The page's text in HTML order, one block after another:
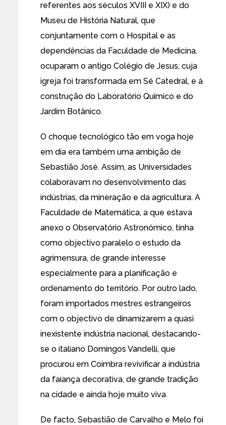
referentes aos séculos XVIII e XIX) e do
Museu de História Natural, que
conjuntamente com o Hospital e as
dependências da Faculdade de Medicina,
ocuparam o antigo Colégio de Jesus, cuja
igreja foi transformada em Sé Catedral, e à
construção do Laboratório Químico e do
Jardim Botânico.
O choque tecnológico tão em voga hoje
em dia era também uma ambição de
Sebastião José. Assim, as Universidades
colaboravam no desenvolvimento das
indústrias, da mineração e da agricultura. A
Faculdade de Matemática, a que estava
anexo o Observatório Astronómico, tinha
como objectivo paralelo o estudo da
agrimensura, de grande interesse
especialmente para a planificação e
ordenamento do território. Por outro lado,
foram importados mestres estrangeiros
com o objectivo de dinamizarem a quasi
inexistente indústria nacional, destacando-
se o italiano Domingos Vandelli, que
procurou em Coimbra revivificar a indústria
da faiança decorativa, de grande tradição
na cidade e ainda hoje muito viva.
De facto, Sebastião de Carvalho e Melo foi